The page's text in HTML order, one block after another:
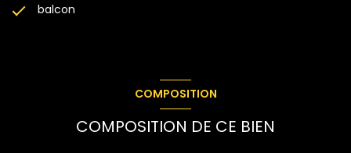
balcon
COMPOSITION
COMPOSITION DE CE BIEN